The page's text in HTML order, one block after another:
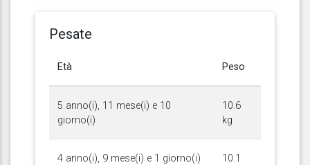
Pesate
Età Peso
5 anno(i), 11 mese(i) e 10
giorno(i)
10.6
kg
4 anno(i), 9 mese(i) e 1 giorno(i)
10.1